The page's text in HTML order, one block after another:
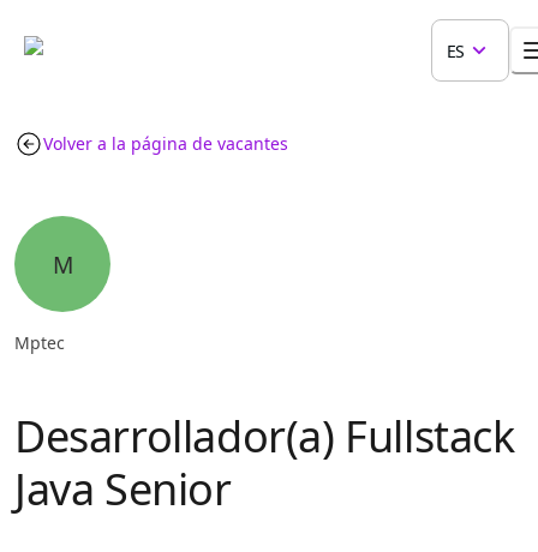
ES
Volver a la página de vacantes
M
Mptec
Desarrollador(a) Fullstack
Java Senior